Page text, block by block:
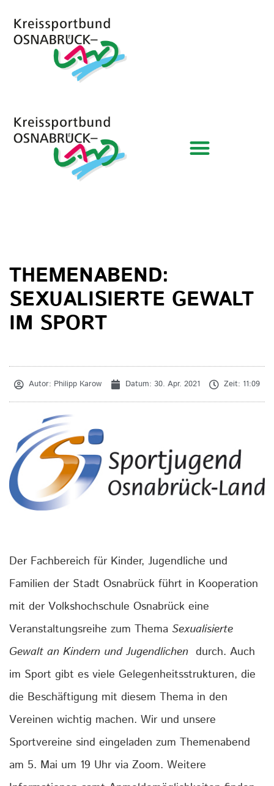
THEMENABEND:
SEXUALISIERTE GEWALT
IM SPORT
Autor: Philipp Karow Datum: 30. Apr. 2021 Zeit: 11:09
Der Fachbereich für Kinder, Jugendliche und
Familien der Stadt Osnabrück führt in Kooperation
mit der Volkshochschule Osnabrück eine
Veranstaltungsreihe zum Thema Sexualisierte
Gewalt an Kindern und Jugendlichen durch. Auch
im Sport gibt es viele Gelegenheitsstrukturen, die
die Beschäftigung mit diesem Thema in den
Vereinen wichtig machen. Wir und unsere
Sportvereine sind eingeladen zum Themenabend
am 5. Mai um 19 Uhr via Zoom. Weitere